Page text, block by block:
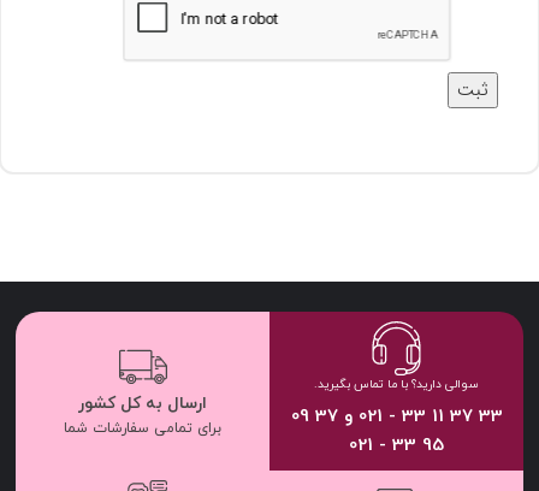
سوالی دارید؟ با ما تماس بگیرید.
33 37 11 33 - 021 و 37 09
95 33 - 021
ارسال به کل کشور
برای تمامی سفارشات شما